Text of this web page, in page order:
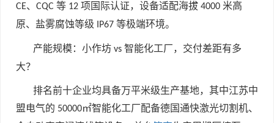
CE、 CQC 等 12 项国际认证，设备适配海拔 4000 米高
原、盐雾腐蚀等级
IP67 等极端环境。
产能规模：小作坊 vs 智能化工厂，交付差距有多
大？
排名前十企业均具备万平米级生产基地，其中江苏中
盟电气的 50000㎡智能化工厂配备德国通快激光切割机、